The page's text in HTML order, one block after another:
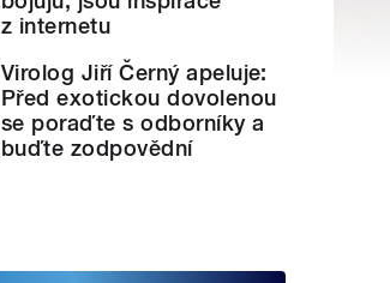
z internetu
Virolog Jiří Černý apeluje:
Před exotickou dovolenou
se poraďte s odborníky a
buďte zodpovědní